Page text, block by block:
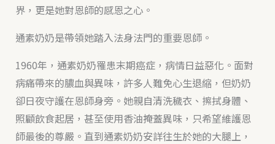
界，更是她對恩師的感恩之心。
通素奶奶是帶領她踏入法身法門的重要恩師。
1960年，通素奶奶罹患末期癌症，病情日益惡化。面對
病痛帶來的膿血與異味，許多人難免心生退縮，但奶奶
卻日夜守護在恩師身旁。她親自清洗穢衣、擦拭身體、
照顧飲食起居，甚至使用香油掩蓋異味，只希望維護恩
師最後的尊嚴。直到通素奶奶安詳往生於她的大腿上，